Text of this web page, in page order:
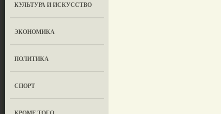
КУЛЬТУРА И ИСКУССТВО
ЭКОНОМИКА
ПОЛИТИКА
СПОРТ